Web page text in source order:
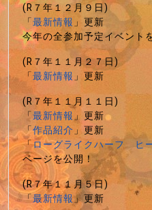
(R７年１２月９日)
「最新情報」更新
今年の全参加予定イベント
(R７年１１月２７日)
「最新情報」更新
(R７年１１月１１日)
「最新情報」更新
「作品紹介」更新
「ローグライクハーフ ヒ
ページを公開！
(R７年１１月５日)
「最新情報」更新